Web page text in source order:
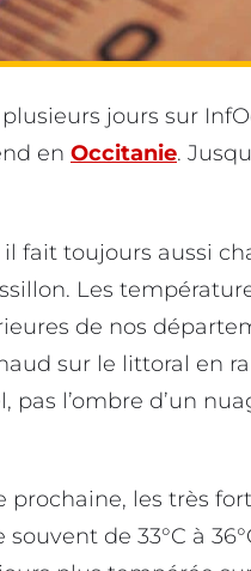
jours sur
en Occitanie.
il fait toujours aussi
Les
de nos
sur le littoral en
pas l’ombre d’un
prochaine, les très
de 33°C à